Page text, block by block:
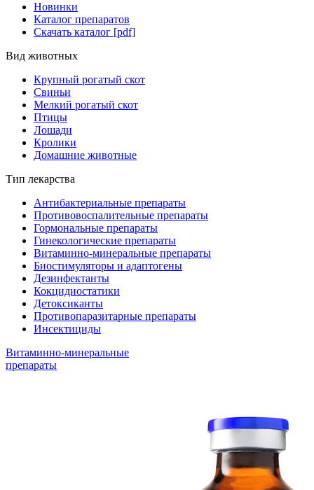
Новинки
Каталог препаратов
Скачать каталог [pdf]
Вид животных
Крупный рогатый скот
Свиньи
Мелкий рогатый скот
Птицы
Лошади
Кролики
Домашние животные
Тип лекарства
Антибактериальные препараты
Противовоспалительные препараты
Гормональные препараты
Гинекологические препараты
Витаминно-минеральные препараты
Биостимуляторы и адаптогены
Дезинфектанты
Кокцидиостатики
Детоксиканты
Противопаразитарные препараты
Инсектициды
Витаминно-минеральные
препараты